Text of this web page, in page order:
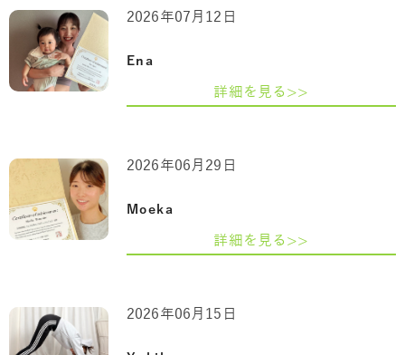
Ena
2026年07月12日
詳細を見る>>
Moeka
2026年06月29日
詳細を見る>>
2026年06月15日